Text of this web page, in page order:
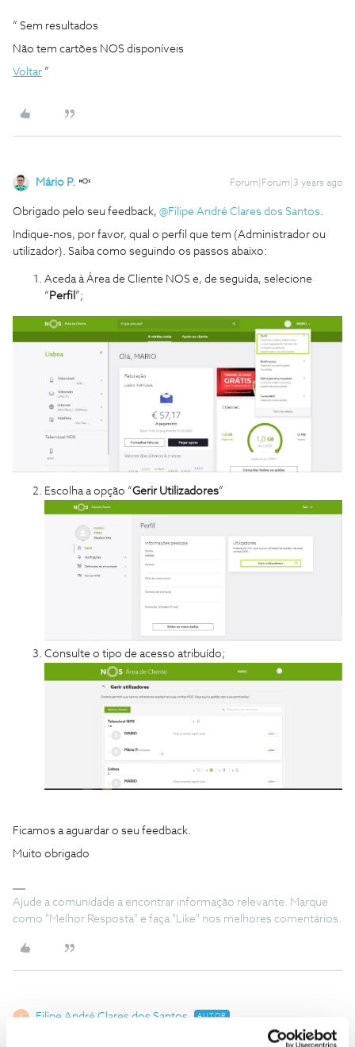
“ Sem resultados
Não tem cartões NOS disponíveis
Voltar ”
Mário P. Forum|Forum|3 years ago
Obrigado pelo seu feedback, @Filipe André Clares dos Santos.
Indique-nos, por favor, qual o perfil que tem (Administrador ou
utilizador). Saiba como seguindo os passos abaixo:
Aceda à Área de Cliente NOS e, de seguida, selecione
“ Perfil ”;
Escolha a opção “Gerir Utilizadores”
Consulte o tipo de acesso atribuído;
Ficamos a aguardar o seu feedback.
Muito obrigado
Ajude a comunidade a encontrar informação relevante. Marque
como "Melhor Resposta" e faça "Like" nos melhores comentários.
F Filipe André Clares dos Santos AUTOR
Forum|Forum|3 years ago